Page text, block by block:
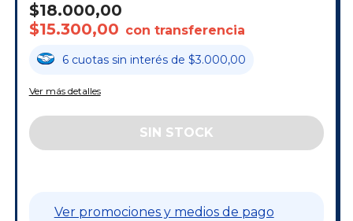
$18.000,00
$15.300,00 con transferencia
6 cuotas sin interés de $3.000,00
Ver más detalles
Ver promociones y medios de pago